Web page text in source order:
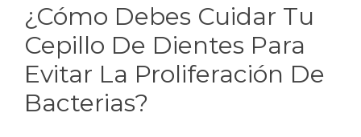
¿Cómo Debes Cuidar Tu
Cepillo De Dientes Para
Evitar La Proliferación De
Bacterias?